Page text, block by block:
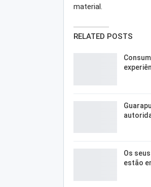
material.
RELATED POSTS
Os
estão